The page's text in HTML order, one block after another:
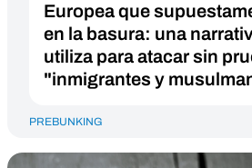
Europea que
en la basura: una
utiliza para atacar sin
"inmigrantes y
PREBUNKING